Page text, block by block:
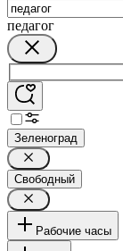
педагог
Зеленоград
Свободный
Рабочие часы